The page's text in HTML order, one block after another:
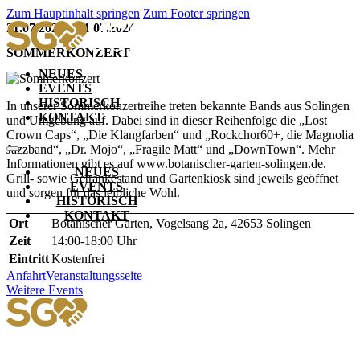
Zum Hauptinhalt springen Zum Footer springen
NEUES
EVENTS
HISTORISCH
KONTAKT
NEUES
EVENTS
HISTORISCH
KONTAKT
21.07.2024 – 21.07.2024
SOMMERKONZERT
In unserer Sommerkonzertreihe treten bekannte Bands aus Solingen
und Umgebung auf. Dabei sind in dieser Reihenfolge die „Lost
Crown Caps“, „Die Klangfarben“ und „Rockchor60+, die Magnolia
Jazzband“, „Dr. Mojo“, „Fragile Matt“ und „DownTown“. Mehr
Informationen gibt es auf www.botanischer-garten-solingen.de.
Grill- sowie Getränkestand und Gartenkiosk sind jeweils geöffnet
und sorgen für das leibliche Wohl.
Ort
Botanischer Garten, Vogelsang 2a, 42653 Solingen
Zeit
14:00-18:00 Uhr
EintrittKostenfrei
AnfahrtVeranstaltungsseite
Weitere Events